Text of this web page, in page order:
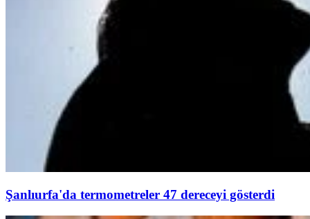
Şanlıurfa'da termometreler 47 dereceyi gösterdi